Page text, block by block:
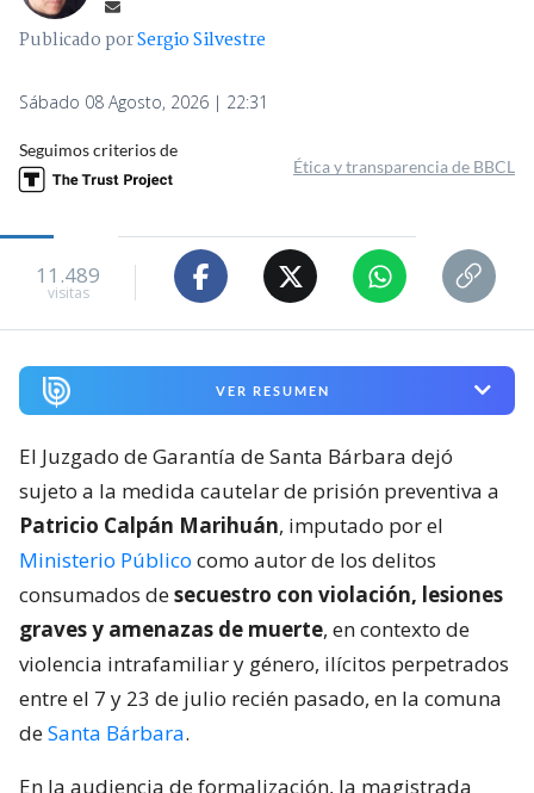
Publicado porSergio Silvestre
Sábado 08 Agosto, 2026 | 22:31
Seguimos criterios de
Ética y transparencia de BBCL
11.489
visitas
VER RESUMEN
El Juzgado de Garantía de Santa Bárbara dejó
sujeto a la medida cautelar de prisión preventiva a
Patricio Calpán Marihuán, imputado por el
Ministerio Público como autor de los delitos
consumados desecuestro con violación, lesiones
graves y amenazas de muerte, en contexto de
violencia intrafamiliar y género, ilícitos perpetrados
entre el 7 y 23 de julio recién pasado, en la comuna
deSanta Bárbara.
En la audiencia de formalización, la magistrada